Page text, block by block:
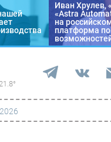
Иван Хрулев,
«Astra
на
платформа по
°